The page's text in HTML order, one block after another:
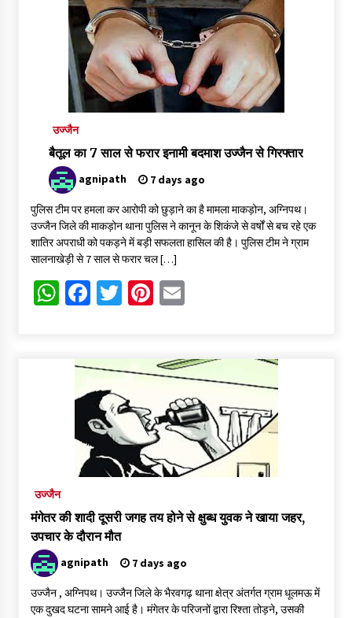
4 वर्ष पूर्ण होने पर नगर निगम बोर्ड ने गिनवाईं अपनी उपलब्धियां
3 days ago
दुष्कर्म के आरोपी महामंडलेश्वर की तलाश तेज: दोनों आश्रमों पर पुलिस की
दबिश, शहर छोड़ फरार हुआ ज्ञानदास
बहू दिलाने के नाम पर 1.40 लाख की ठगी, दो माह से फरार शातिर ठग
गिरफ्तार
3 days ago
मौत से ठीक घंटे भर पहले पिता से की थी वीडियो कॉल, फिर फंदे पर झूलती
मध्य प्रदेश में निजी विद्यालय संचालन के लिए नए नियम
3 days ago
मक्सी की बेटियों ने राष्ट्रीय मंच पर लहराया परचम
3 days ago
दतिया उपचुनाव में हार के बाद भाजपा की बड़ी कार्रवाई, पूरी जिला इकाई और
मंडल-मोर्चा भंग
उज्जैन में थैली की आड़ में पुजारी की जेब से 80 हजार रुपये का मोबाइल पार
6 days ago
उज्जैन
बैतूल का 7 साल से फरार इनामी बदमाश उज्जैन से गिरफ्तार
agnipath 7 days ago
पुलिस टीम पर हमला कर आरोपी को छुड़ाने का है मामला माकड़ोन, अग्निपथ।
उज्जैन जिले की माकड़ोन थाना पुलिस ने कानून के शिकंजे से वर्षों से बच रहे एक
शातिर अपराधी को पकड़ने में बड़ी सफलता हासिल की है। पुलिस टीम ने ग्राम
सालनाखेड़ी से 7 साल से फरार चल […]
WhatsApp
Facebook
TwitterPinterest
Email
उज्जैन
मंगेतर की शादी दूसरी जगह तय होने से क्षुब्ध युवक ने खाया जहर,
उपचार के दौरान मौत
agnipath 7 days ago
उज्जैन , अग्निपथ। उज्जैन जिले के भैरवगढ़ थाना क्षेत्र अंतर्गत ग्राम धूलमऊ में
एक दुखद घटना सामने आई है। मंगेतर के परिजनों द्वारा रिश्ता तोड़ने, उसकी